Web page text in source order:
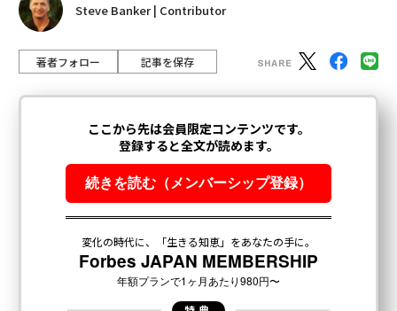
Steve Banker | Contributor
著者フォロー 記事を保存